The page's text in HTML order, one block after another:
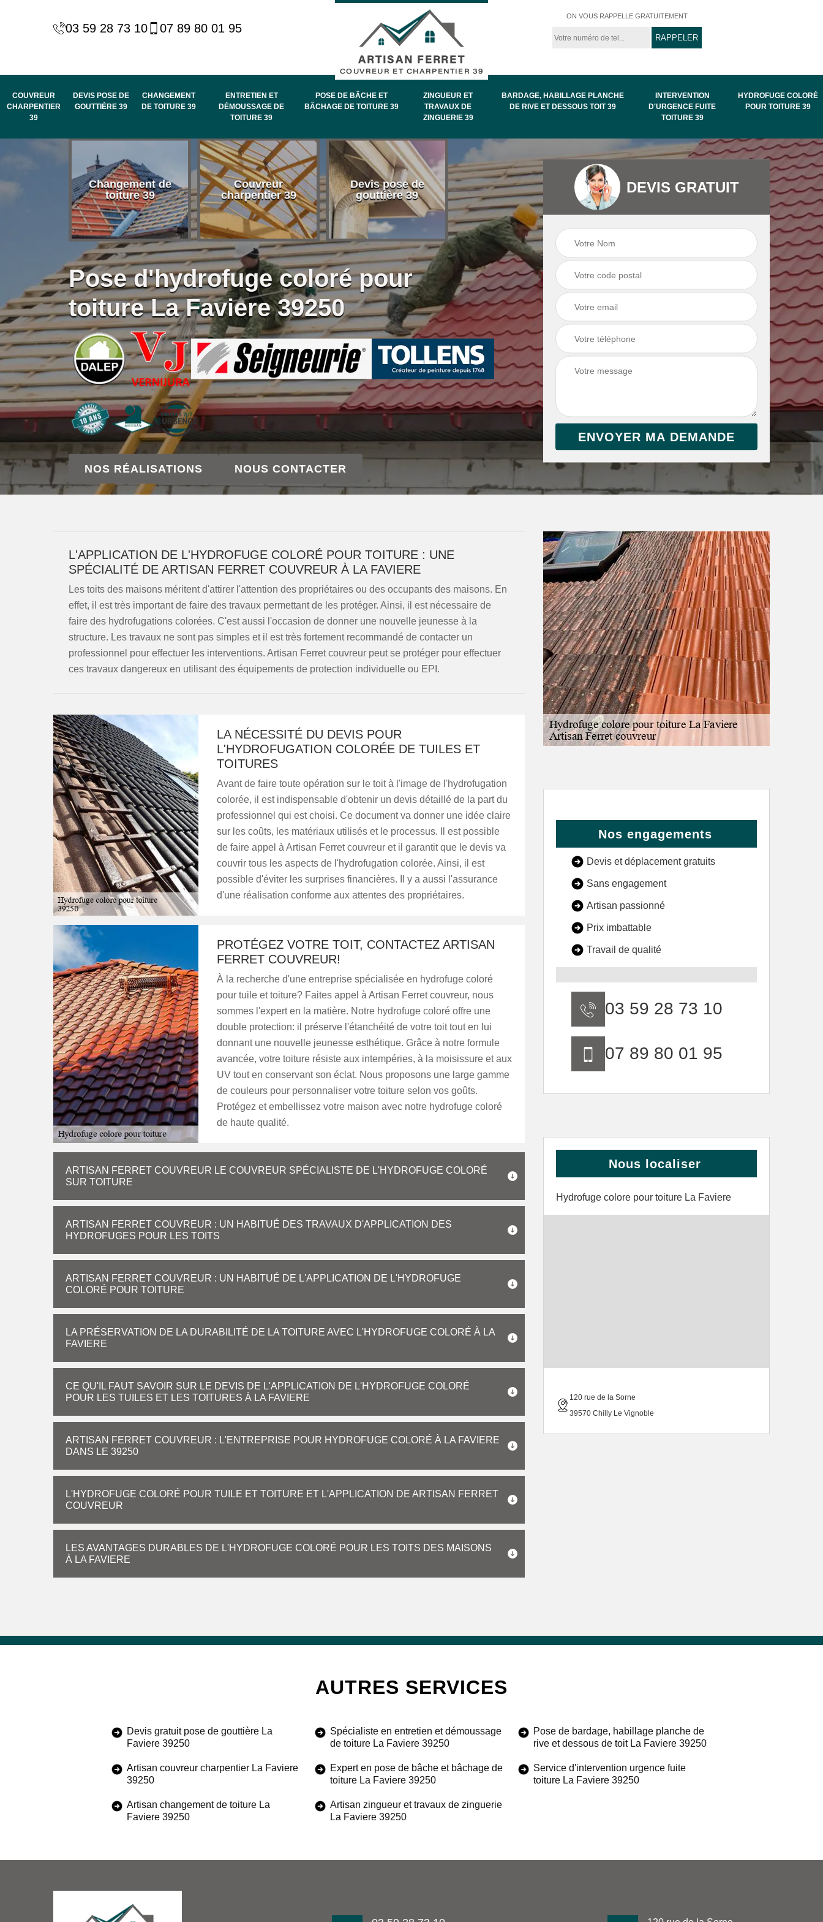
03 59 28 73 10 07 89 80 01 95
ON VOUS RAPPELLE GRATUITEMENT
COUVREUR
CHARPENTIER
39
DEVIS POSE DE
GOUTTIÈRE 39
CHANGEMENT
DE TOITURE 39
ENTRETIEN ET
DÉMOUSSAGE DE
TOITURE 39
POSE DE BÂCHE ET
BÂCHAGE DE TOITURE 39
ZINGUEUR ET
TRAVAUX DE
ZINGUERIE 39
BARDAGE, HABILLAGE PLANCHE
DE RIVE ET DESSOUS TOIT 39
INTERVENTION
D'URGENCE FUITE
TOITURE 39
HYDROFUGE COLORÉ
POUR TOITURE 39
Changement de
toiture 39
Couvreur
charpentier 39
Devis pose de
gouttière 39
Entretien et
démoussage de
toiture 39
Hydrofuge coloré
pour toiture 39
Intervention
d'urgence fuite
toiture 39
Pose d'hydrofuge coloré pour
toiture La Faviere 39250
NOS RÉALISATIONS NOUS CONTACTER
DEVIS GRATUIT
L'APPLICATION DE L'HYDROFUGE COLORÉ POUR TOITURE : UNE
SPÉCIALITÉ DE ARTISAN FERRET COUVREUR À LA FAVIERE
Les toits des maisons méritent d'attirer l'attention des propriétaires ou des occupants des maisons. En
effet, il est très important de faire des travaux permettant de les protéger. Ainsi, il est nécessaire de
faire des hydrofugations colorées. C'est aussi l'occasion de donner une nouvelle jeunesse à la
structure. Les travaux ne sont pas simples et il est très fortement recommandé de contacter un
professionnel pour effectuer les interventions. Artisan Ferret couvreur peut se protéger pour effectuer
ces travaux dangereux en utilisant des équipements de protection individuelle ou EPI.
LA NÉCESSITÉ DU DEVIS POUR
L'HYDROFUGATION COLORÉE DE TUILES ET
TOITURES
Avant de faire toute opération sur le toit à l'image de l'hydrofugation
colorée, il est indispensable d'obtenir un devis détaillé de la part du
professionnel qui est choisi. Ce document va donner une idée claire
sur les coûts, les matériaux utilisés et le processus. Il est possible
de faire appel à Artisan Ferret couvreur et il garantit que le devis va
couvrir tous les aspects de l'hydrofugation colorée. Ainsi, il est
possible d'éviter les surprises financières. Il y a aussi l'assurance
d'une réalisation conforme aux attentes des propriétaires.
PROTÉGEZ VOTRE TOIT, CONTACTEZ ARTISAN
FERRET COUVREUR!
À la recherche d'une entreprise spécialisée en hydrofuge coloré
pour tuile et toiture? Faites appel à Artisan Ferret couvreur, nous
sommes l'expert en la matière. Notre hydrofuge coloré offre une
double protection: il préserve l'étanchéité de votre toit tout en lui
donnant une nouvelle jeunesse esthétique. Grâce à notre formule
avancée, votre toiture résiste aux intempéries, à la moisissure et aux
UV tout en conservant son éclat. Nous proposons une large gamme
de couleurs pour personnaliser votre toiture selon vos goûts.
Protégez et embellissez votre maison avec notre hydrofuge coloré
de haute qualité.
ARTISAN FERRET COUVREUR LE COUVREUR SPÉCIALISTE DE L'HYDROFUGE COLORÉ
SUR TOITURE
ARTISAN FERRET COUVREUR : UN HABITUÉ DES TRAVAUX D'APPLICATION DES
HYDROFUGES POUR LES TOITS
ARTISAN FERRET COUVREUR : UN HABITUÉ DE L'APPLICATION DE L'HYDROFUGE
COLORÉ POUR TOITURE
LA PRÉSERVATION DE LA DURABILITÉ DE LA TOITURE AVEC L'HYDROFUGE COLORÉ À LA
FAVIERE
CE QU'IL FAUT SAVOIR SUR LE DEVIS DE L'APPLICATION DE L'HYDROFUGE COLORÉ
POUR LES TUILES ET LES TOITURES À LA FAVIERE
ARTISAN FERRET COUVREUR : L'ENTREPRISE POUR HYDROFUGE COLORÉ À LA FAVIERE
DANS LE 39250
L'HYDROFUGE COLORÉ POUR TUILE ET TOITURE ET L'APPLICATION DE ARTISAN FERRET
COUVREUR
LES AVANTAGES DURABLES DE L'HYDROFUGE COLORÉ POUR LES TOITS DES MAISONS
À LA FAVIERE
Nos engagements
Devis et déplacement gratuits
Sans engagement
Artisan passionné
Prix imbattable
Travail de qualité
03 59 28 73 10
07 89 80 01 95
Nous localiser
Hydrofuge colore pour toiture La Faviere
120 rue de la Sorne
39570 Chilly Le Vignoble
AUTRES SERVICES
Devis gratuit pose de gouttière La
Faviere 39250
Artisan couvreur charpentier La Faviere
39250
Artisan changement de toiture La
Faviere 39250
Spécialiste en entretien et démoussage
de toiture La Faviere 39250
Expert en pose de bâche et bâchage de
toiture La Faviere 39250
Artisan zingueur et travaux de zinguerie
La Faviere 39250
Pose de bardage, habillage planche de
rive et dessous de toit La Faviere 39250
Service d'intervention urgence fuite
toiture La Faviere 39250